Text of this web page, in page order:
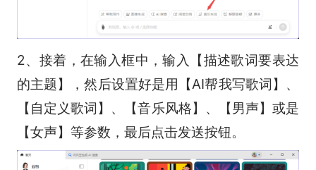
2、接着，在输入框中，输入【描述歌词要表达
的主题】，然后设置好是用【AI帮我写歌词】、
【自定义歌词】、【音乐风格】、【男声】或是
【女声】等参数，最后点击发送按钮。